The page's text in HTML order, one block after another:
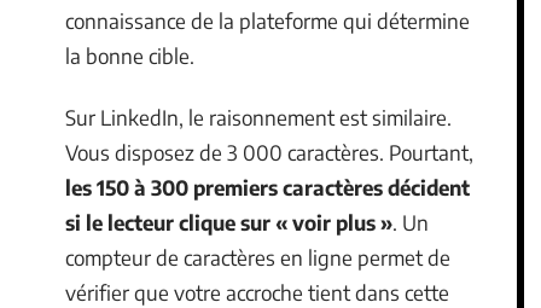
connaissance de la plateforme qui détermine
la bonne cible.
Sur LinkedIn, le raisonnement est similaire.
Vous disposez de 3 000 caractères. Pourtant,
les 150 à 300 premiers caractères décident
si le lecteur clique sur « voir plus ». Un
compteur de caractères en ligne permet de
vérifier que votre accroche tient dans cette